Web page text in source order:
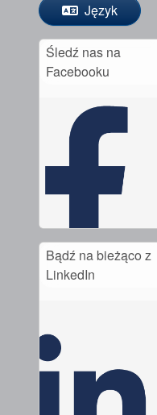
Język
Śledź nas na
Facebooku
Bądź na bieżąco z
LinkedIn